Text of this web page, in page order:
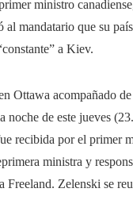
ministro
al mandatario que su
a Kiev.
Ottawa acompañado de
noche de este jueves
recibida por el primer
ministra y
Freeland. Zelenski se